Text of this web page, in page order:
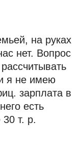
на руках
нет. Вопрос
я не имею
зарплата в
есть
т. р.